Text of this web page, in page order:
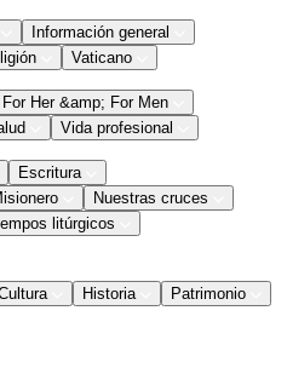
Información general
Vaticano
For Her &amp; For Men
Vida profesional
Escritura
Nuestras cruces
litúrgicos
Historia
Patrimonio